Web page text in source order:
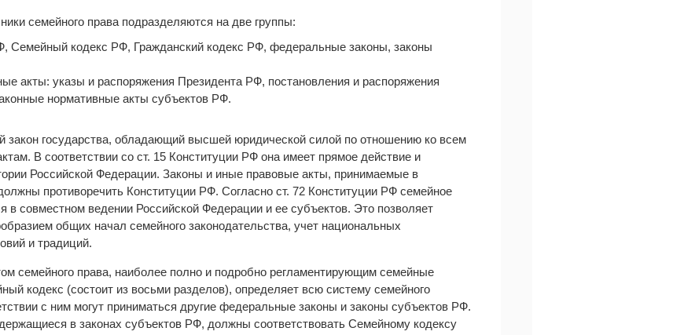
семейного права подразделяются на две группы:
Семейный кодекс РФ, Гражданский кодекс РФ, федеральные законы, законы
акты: указы и распоряжения Президента РФ, постановления и распоряжения
нормативные акты субъектов РФ.
закон государства, обладающий высшей юридической силой по отношению ко всем
В соответствии со ст. 15 Конституции РФ она имеет прямое действие и
Российской Федерации. Законы и иные правовые акты, принимаемые в
противоречить Конституции РФ. Согласно ст. 72 Конституции РФ семейное
в совместном ведении Российской Федерации и ее субъектов. Это позволяет
общих начал семейного законодательства, учет национальных
и традиций.
семейного права, наиболее полно и подробно регламентирующим семейные
кодекс (состоит из восьми разделов), определяет всю систему семейного
с ним могут приниматься другие федеральные законы и законы субъектов РФ.
в законах субъектов РФ, должны соответствовать Семейному кодексу